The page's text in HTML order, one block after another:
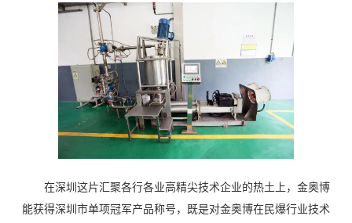
在深圳这片汇聚各行各业高精尖技术企业的热土上，金奥博
能获得深圳市单项冠军产品称号，既是对金奥博在民爆行业技术